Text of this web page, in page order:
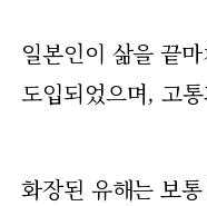
일본인이 삶을 끝
도입되었으며, 고
화장된 유해는 보